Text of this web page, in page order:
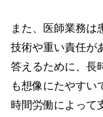
また、医師業務は
技術や重い責任が
答えるために、長
も想像にたやすい
時間労働によって